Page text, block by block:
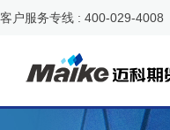
客户服务专线 : 400-029-